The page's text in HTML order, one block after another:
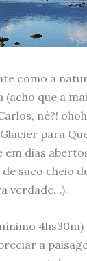
como a
(acho que a
né?!
para
dias
saco cheio
verdade…).
a